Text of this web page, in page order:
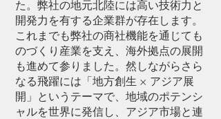
た。弊社の地元北陸には高い技術力と
開発力を有する企業群が存在します。
これまでも弊社の商社機能を通じても
のづくり産業を支え、海外拠点の展開
も進めて参りました。然しながらさら
なる飛躍には「地方創生 × アジア展
開」というテーマで、地域のポテンシ
ャルを世界に発信し、アジア市場と連